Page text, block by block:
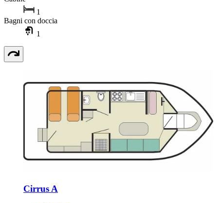
1
Bagni con doccia
1
Cirrus A